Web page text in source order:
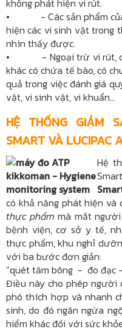
không phát hiện vi rút.
• - Các sản phẩm của
hiện các vi sinh vật trong
nhìn thấy được.
• - Ngoại trừ vi rút,
khác có chứa tế bào, có
quả trong việc đánh giá
vật, vi sinh vật, vi khuẩn...
HỆ THỐNG GIÁM
SMART VÀ LUCIPAC
Hệ
có khả năng phát hiện
thực phẩm mà mắt
bệnh viện, cơ sở y tế,
thực phẩm, khu nghỉ
với ba bước đơn giản:
“quét tăm bông - đo đạc
Điều này cho phép người
phó thích hợp và nhanh
sinh, do đó ngăn ngừa
hiểm khác đối với sức